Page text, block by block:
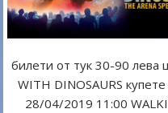
билети от тук 30-90
WITH DINOSAURS
28/04/2019 11:00